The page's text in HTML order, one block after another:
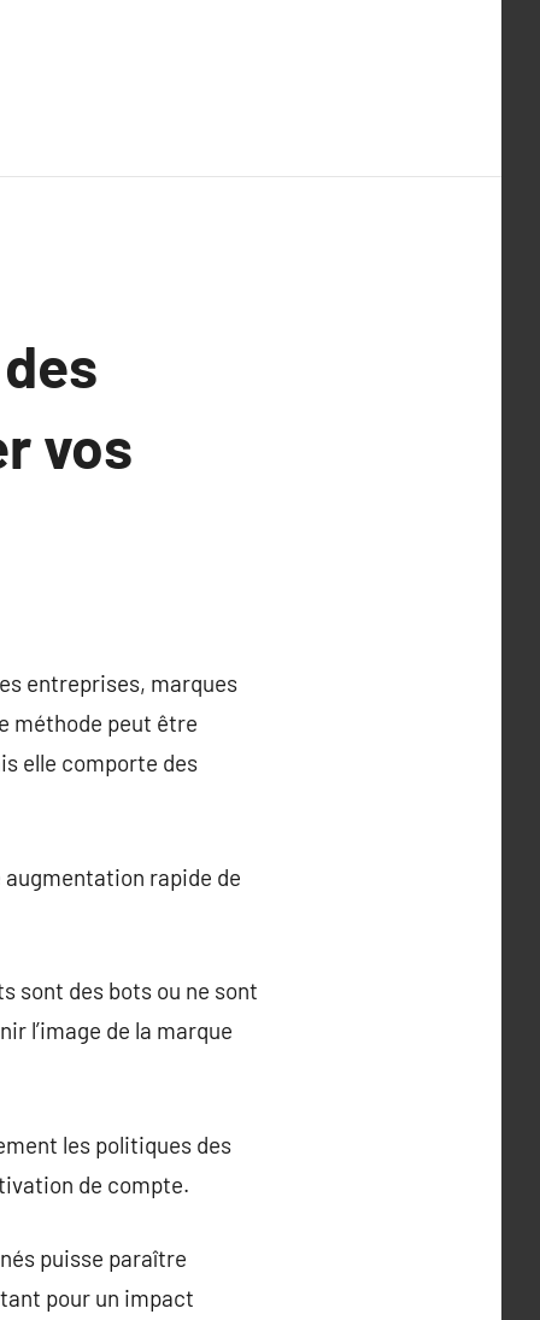
vos
entreprises, marques
méthode peut être
elle comporte des
augmentation rapide de
sont des bots ou ne sont
l’image de la marque
les politiques des
de compte.
puisse paraître
pour un impact